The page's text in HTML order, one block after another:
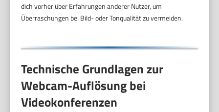
dich vorher über Erfahrungen anderer Nutzer, um
Überraschungen bei Bild- oder Tonqualität zu vermeiden.
Technische Grundlagen zur
Webcam-Auflösung bei
Videokonferenzen